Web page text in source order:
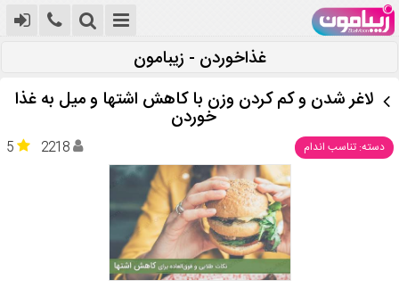
غذاخوردن - زیبامون
لاغر شدن و کم کردن وزن با کاهش اشتها و میل به غذا
خوردن
دسته: تناسب اندام 5 2218